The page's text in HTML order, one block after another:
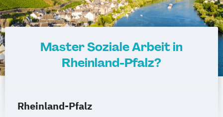
Produktdesign
Projektmanagement (DE/EN)
Public Management
Public Management für
Pädagogik Pädagogik für Bildung
Master Soziale Arbeit in
Rheinland-Pfalz?
Rheinland-Pfalz